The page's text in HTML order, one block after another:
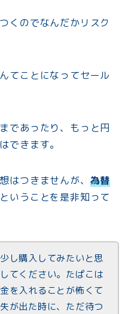
くのでなんだかリスク
てことになってセール
であったり、もっと円
できます。
はつきませんが、 為替
いうことを是非知って
し購入してみたいと思
てください。たぱこは
を入れることが怖くて
が出た時に、ただ待つ